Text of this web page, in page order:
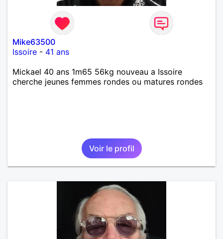
Mike63500
Issoire - 41 ans
Mickael 40 ans 1m65 56kg nouveau a Issoire
cherche jeunes femmes rondes ou matures rondes
Voir le profil